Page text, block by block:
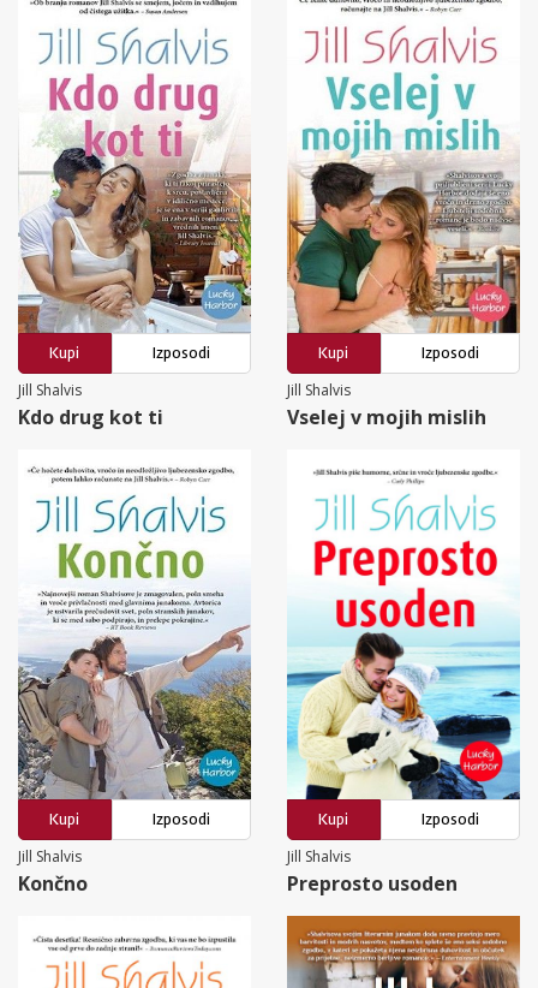
Kupi
Izposodi
Jill Shalvis
Kdo drug kot ti
Kupi
Izposodi
Jill Shalvis
Vselej v mojih mislih
Kupi
Izposodi
Jill Shalvis
Končno
Kupi
Izposodi
Jill Shalvis
Preprosto usoden